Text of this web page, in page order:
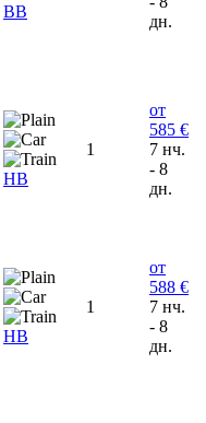
ВВ
дн.
HB
1
от
585 €
7 нч.
- 8
дн.
НВ
1
от
588 €
7 нч.
- 8
дн.